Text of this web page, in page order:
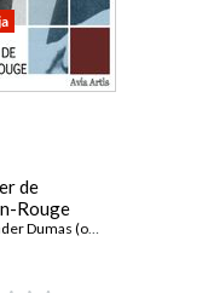
de
Rouge
Aleksander Dumas (ojciec)